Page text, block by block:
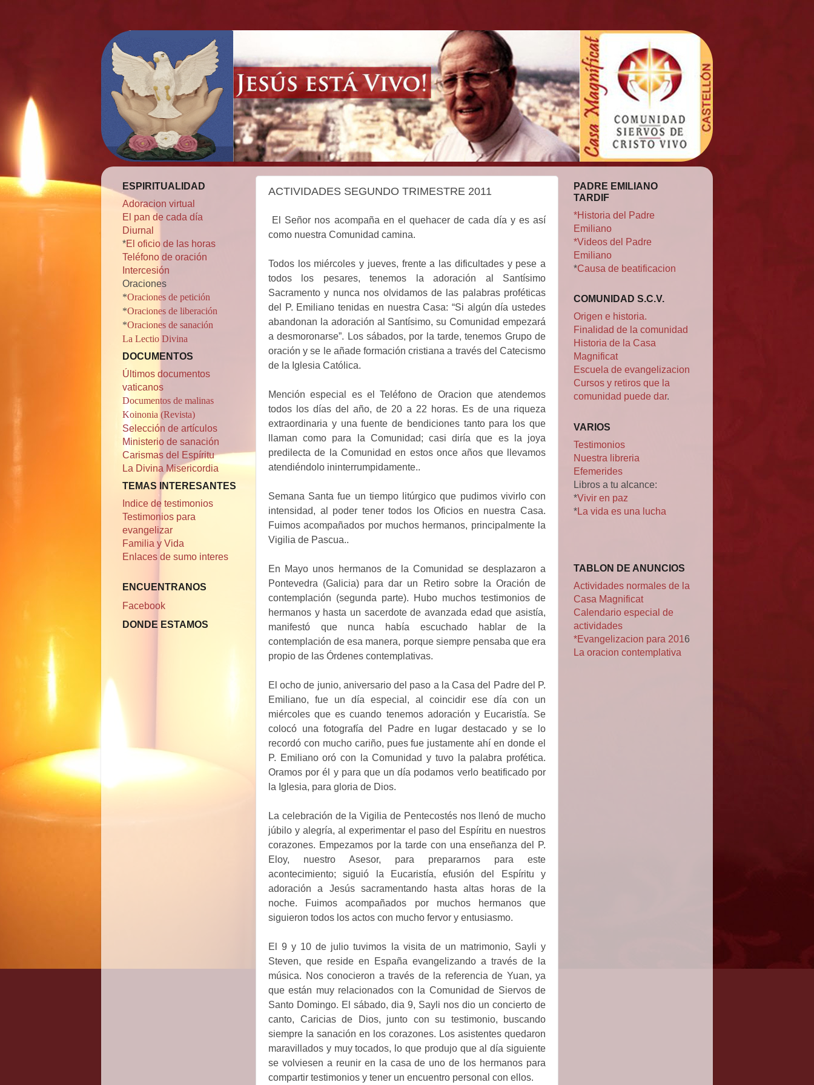
ACTIVIDADES SEGUNDO TRIMESTRE 2011
El Señor nos acompaña en el quehacer de cada día y es así
como nuestra Comunidad camina.
Todos los miércoles y jueves, frente a las dificultades y pese a
todos los pesares, tenemos la adoración al Santísimo
Sacramento y nunca nos olvidamos de las palabras proféticas
del P. Emiliano tenidas en nuestra Casa: “Si algún día ustedes
abandonan la adoración al Santísimo, su Comunidad empezará
a desmoronarse”. Los sábados, por la tarde, tenemos Grupo de
oración y se le añade formación cristiana a través del Catecismo
de la Iglesia Católica.
Mención especial es el Teléfono de Oracion que atendemos
todos los días del año, de 20 a 22 horas. Es de una riqueza
extraordinaria y una fuente de bendiciones tanto para los que
llaman como para la Comunidad; casi diría que es la joya
predilecta de la Comunidad en estos once años que llevamos
atendiéndolo ininterrumpidamente..
Semana Santa fue un tiempo litúrgico que pudimos vivirlo con
intensidad, al poder tener todos los Oficios en nuestra Casa.
Fuimos acompañados por muchos hermanos, principalmente la
Vigilia de Pascua..
En Mayo unos hermanos de la Comunidad se desplazaron a
Pontevedra (Galicia) para dar un Retiro sobre la Oración de
contemplación (segunda parte). Hubo muchos testimonios de
hermanos y hasta un sacerdote de avanzada edad que asistía,
manifestó que nunca había escuchado hablar de la
contemplación de esa manera, porque siempre pensaba que era
propio de las Órdenes contemplativas.
El ocho de junio, aniversario del paso a la Casa del Padre del P.
Emiliano, fue un día especial, al coincidir ese día con un
miércoles que es cuando tenemos adoración y Eucaristía. Se
colocó una fotografía del Padre en lugar destacado y se lo
recordó con mucho cariño, pues fue justamente ahí en donde el
P. Emiliano oró con la Comunidad y tuvo la palabra profética.
Oramos por él y para que un día podamos verlo beatificado por
la Iglesia, para gloria de Dios.
La celebración de la Vigilia de Pentecostés nos llenó de mucho
júbilo y alegría, al experimentar el paso del Espíritu en nuestros
corazones. Empezamos por la tarde con una enseñanza del P.
Eloy, nuestro Asesor, para prepararnos para este
acontecimiento; siguió la Eucaristía, efusión del Espíritu y
adoración a Jesús sacramentando hasta altas horas de la
noche. Fuimos acompañados por muchos hermanos que
siguieron todos los actos con mucho fervor y entusiasmo.
El 9 y 10 de julio tuvimos la visita de un matrimonio, Sayli y
Steven, que reside en España evangelizando a través de la
música. Nos conocieron a través de la referencia de Yuan, ya
que están muy relacionados con la Comunidad de Siervos de
Santo Domingo. El sábado, dia 9, Sayli nos dio un concierto de
canto, Caricias de Dios, junto con su testimonio, buscando
siempre la sanación en los corazones. Los asistentes quedaron
maravillados y muy tocados, lo que produjo que al día siguiente
se volviesen a reunir en la casa de uno de los hermanos para
compartir testimonios y tener un encuentro personal con ellos.
ESPIRITUALIDAD
Adoracion virtual
El pan de cada día
Diurnal
*El oficio de las horas
Teléfono de oración
Intercesión
Oraciones
*Oraciones de petición
*Oraciones de liberación
*Oraciones de sanación
La Lectio Divina
DOCUMENTOS
Últimos documentos
vaticanos
Documentos de malinas
Koinonia (Revista)
Selección de artículos
Ministerio de sanación
Carismas del Espíritu
La Divina Misericordia
TEMAS INTERESANTES
Indice de testimonios
Testimonios para
evangelizar
Familia y Vida
Enlaces de sumo interes
ENCUENTRANOS
Facebook
DONDE ESTAMOS
PADRE EMILIANO
TARDIF
*Historia del Padre
Emiliano
*Videos del Padre
Emiliano
*Causa de beatificacion
COMUNIDAD S.C.V.
Origen e historia.
Finalidad de la comunidad
Historia de la Casa
Magnificat
Escuela de evangelizacion
Cursos y retiros que la
comunidad puede dar.
VARIOS
Testimonios
Nuestra libreria
Efemerides
Libros a tu alcance:
*Vivir en paz
*La vida es una lucha
TABLON DE ANUNCIOS
Actividades normales de la
Casa Magnificat
Calendario especial de
actividades
*Evangelizacion para 2016
La oracion contemplativa